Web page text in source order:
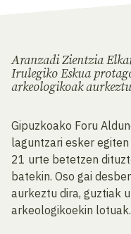
Aranzadi Zientzia
Irulegiko Eskua
arkeologikoak
Gipuzkoako Foru
laguntzari esker
21 urte betetzen
batekin. Oso gai
aurkeztu dira, guztiak
arkeologikoekin lotuak.